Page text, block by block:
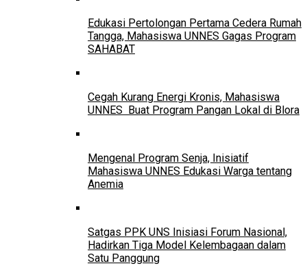
Edukasi Pertolongan Pertama Cedera Rumah
Tangga, Mahasiswa UNNES Gagas Program
SAHABAT
Cegah Kurang Energi Kronis, Mahasiswa
UNNES Buat Program Pangan Lokal di Blora
Mengenal Program Senja, Inisiatif
Mahasiswa UNNES Edukasi Warga tentang
Anemia
Satgas PPK UNS Inisiasi Forum Nasional,
Hadirkan Tiga Model Kelembagaan dalam
Satu Panggung